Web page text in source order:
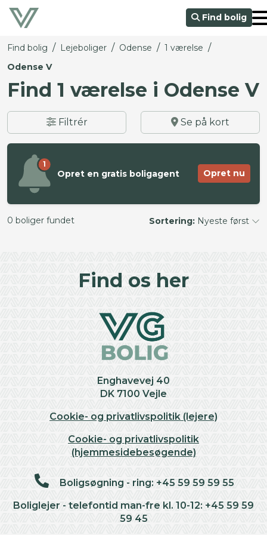
Find bolig
Find bolig / Lejeboliger / Odense / 1 værelse /
Odense V
Find 1 værelse i Odense V
Filtrér Se på kort
1
Opret en gratis boligagent Opret nu
0 boliger fundet Sortering: Nyeste først
Find os her
Enghavevej 40
DK 7100 Vejle
Cookie- og privatlivspolitik (lejere)
Cookie- og privatlivspolitik
(hjemmesidebesøgende)
Boligsøgning - ring: +45 59 59 59 55
Boliglejer - telefontid man-fre kl. 10-12: +45 59 59
59 45